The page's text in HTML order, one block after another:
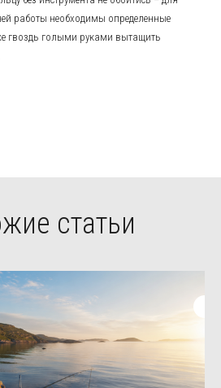
работы необходимы определенные
гвоздь голыми руками вытащить
статьи